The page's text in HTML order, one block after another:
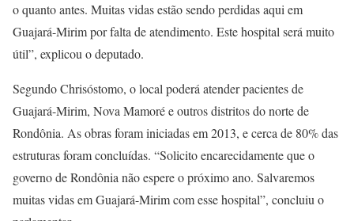
o quanto antes. Muitas vidas estão sendo perdidas aqui em
Guajará-Mirim por falta de atendimento. Este hospital será muito
útil”, explicou o deputado.
Segundo Chrisóstomo, o local poderá atender pacientes de
Guajará-Mirim, Nova Mamoré e outros distritos do norte de
Rondônia. As obras foram iniciadas em 2013, e cerca de 80% das
estruturas foram concluídas. “Solicito encarecidamente que o
governo de Rondônia não espere o próximo ano. Salvaremos
muitas vidas em Guajará-Mirim com esse hospital”, concluiu o